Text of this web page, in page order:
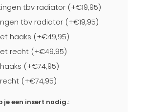
tbv radiator (+€19,95)
tbv radiator (+€19,95)
haaks (+€49,95)
recht (+€49,95)
(+€74,95)
(+€74,95)
een insert nodig.: